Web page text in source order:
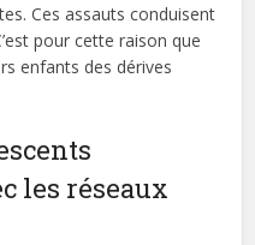
Ces assauts conduisent
pour cette raison que
enfants des dérives
les réseaux